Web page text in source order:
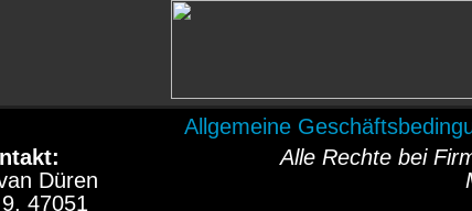
Allgemeine
Düren
47051
Alle Rechte bei